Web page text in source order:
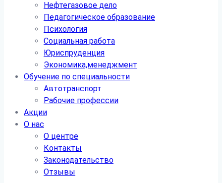
Нефтегазовое дело
Педагогическое образование
Психология
Социальная работа
Юриспруденция
Экономика,менеджмент
Обучение по специальности
Автотранспорт
Рабочие профессии
Акции
О нас
О центре
Контакты
Законодательство
Отзывы